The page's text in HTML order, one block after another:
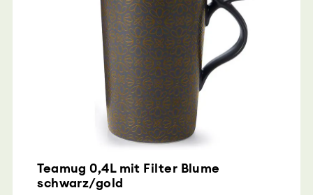
Teamug 0,4L mit Filter Blume
schwarz/gold